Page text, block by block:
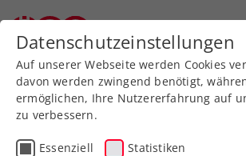
Aktuelle News
Datenschutzeinstellungen
Auf unserer Webseite werden Cookies
davon werden zwingend benötigt,
ermöglichen, Ihre Nutzererfahrung auf
zu verbessern.
Essenziell Statistiken